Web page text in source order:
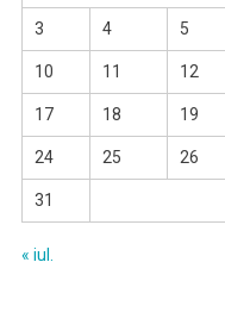
3 4 5
10 11 12
17 18 19
24 25 26
31
« iul.